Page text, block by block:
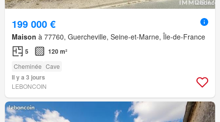
199 000 €
Maison à 77760, Guercheville, Seine-et-Marne, Île-de-France
5 120 m²
Cheminée Cave
Il y a 3 jours
LEBONCOIN